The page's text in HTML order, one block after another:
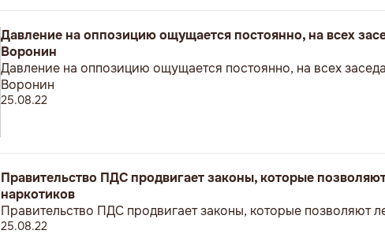
Давление на оппозицию ощущается постоянно, на всех
Воронин
Давление на оппозицию ощущается постоянно, на всех
Воронин
25.08.22
Правительство ПДС продвигает законы, которые
наркотиков
Правительство ПДС продвигает законы, которые позволяют
25.08.22